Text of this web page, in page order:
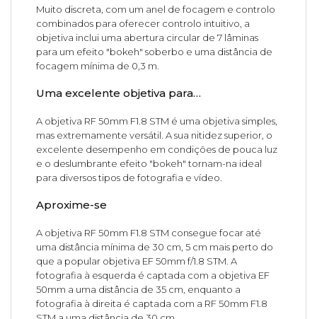
Muito discreta, com um anel de focagem e controlo
combinados para oferecer controlo intuitivo, a
objetiva inclui uma abertura circular de 7 lâminas
para um efeito "bokeh" soberbo e uma distância de
focagem mínima de 0,3 m.
Uma excelente objetiva para…
A objetiva RF 50mm F1.8 STM é uma objetiva simples,
mas extremamente versátil. A sua nitidez superior, o
excelente desempenho em condições de pouca luz
e o deslumbrante efeito "bokeh" tornam-na ideal
para diversos tipos de fotografia e vídeo.
Aproxime-se
A objetiva RF 50mm F1.8 STM consegue focar até
uma distância mínima de 30 cm, 5 cm mais perto do
que a popular objetiva EF 50mm f/1.8 STM. A
fotografia à esquerda é captada com a objetiva EF
50mm a uma distância de 35 cm, enquanto a
fotografia à direita é captada com a RF 50mm F1.8